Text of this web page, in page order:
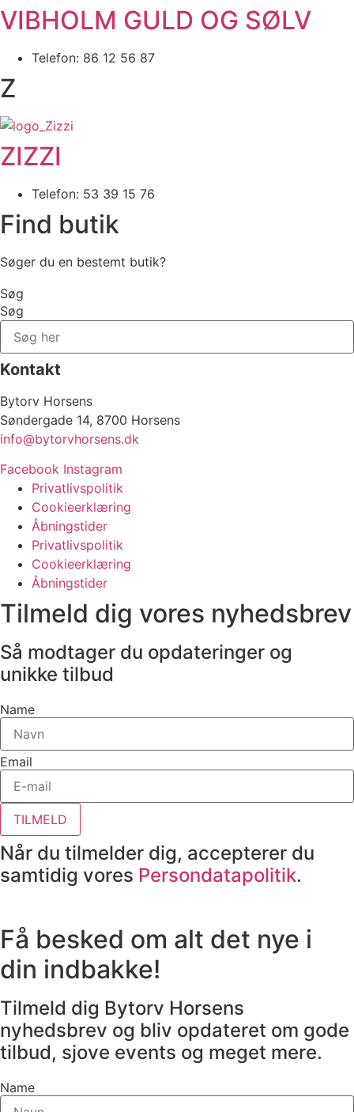
VIBHOLM GULD OG SØLV
Telefon: 86 12 56 87
Z
ZIZZI
Telefon: 53 39 15 76
Find butik
Søger du en bestemt butik?
Søg
Søg
Kontakt
Bytorv Horsens
Søndergade 14, 8700 Horsens
info@bytorvhorsens.dk
Facebook Instagram
Privatlivspolitik
Cookieerklæring
Åbningstider
Privatlivspolitik
Cookieerklæring
Åbningstider
Tilmeld dig vores nyhedsbrev
Så modtager du opdateringer og
unikke tilbud
Name
Email
TILMELD
Når du tilmelder dig, accepterer du
samtidig vores Persondatapolitik.
Få besked om alt det nye i
din indbakke!
Tilmeld dig Bytorv Horsens
nyhedsbrev og bliv opdateret om gode
tilbud, sjove events og meget mere.
Name